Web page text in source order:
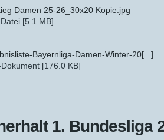
Damen 25-26_30x20 Kopie.jpg
[5.1 MB]
Bayernliga-Damen-Winter-20[...]
[176.0 KB]
1. Bundesliga